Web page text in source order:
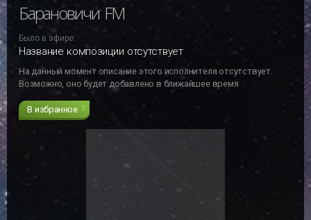
Барановичи FM
Было в эфире:
Название композиции отсутствует
На данный момент описание этого исполнителя отсутствует.
Возможно, оно будет добавлено в ближайшее время
В избранное 5